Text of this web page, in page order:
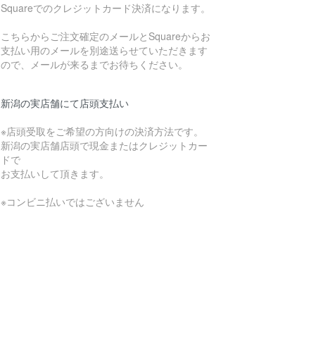
Squareでのクレジットカード決済になります。
こちらからご注文確定のメールとSquareからお
支払い用のメールを別途送らせていただきます
ので、メールが来るまでお待ちください。
新潟の実店舗にて店頭支払い
※店頭受取をご希望の方向けの決済方法です。
新潟の実店舗店頭で現金またはクレジットカー
ドで
お支払いして頂きます。
※コンビニ払いではございません